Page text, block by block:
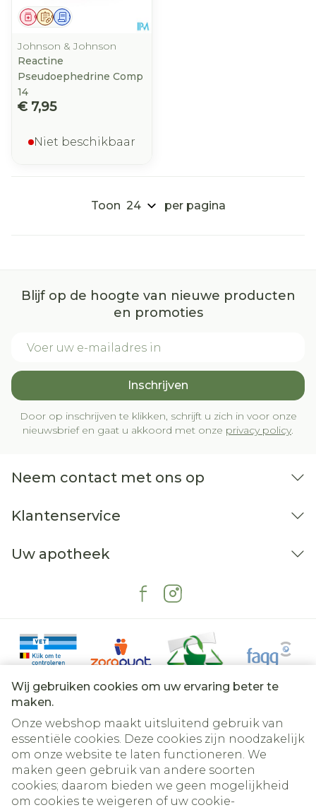
Wij gebruiken cookies om uw ervaring beter te
maken.
Onze webshop maakt uitsluitend gebruik van
essentiële cookies. Deze cookies zijn noodzakelijk
om onze website te laten functioneren. We
maken geen gebruik van andere soorten
cookies; daarom bieden we geen mogelijkheid
om cookies te weigeren of uw cookie-
Op voorschrift
GeneesmiddelSchriftelijke aanvraag
Johnson & Johnson
Reactine
Pseudoephedrine Comp
14
€ 7,95
Niet beschikbaar
Toon per pagina
Blijf op de hoogte van nieuwe producten
en promoties
Inschrijven
Door op inschrijven te klikken, schrijft u zich in voor onze
nieuwsbrief en gaat u akkoord met onze privacy policy.
Neem contact met ons op
Klantenservice
Uw apotheek
Juridische links